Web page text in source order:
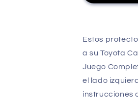
Camry
Heavy
Estos
a su Toyota
Juego
el lado
instrucciones